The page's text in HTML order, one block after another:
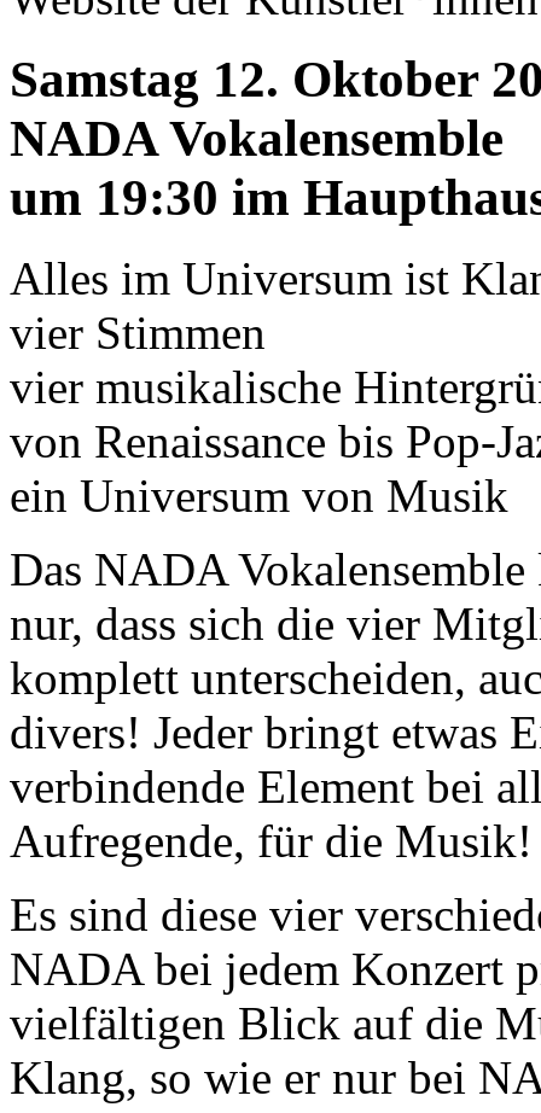
Samstag 12. Oktober
NADA Vokalensemble
um 19:30 im
Alles im Universum ist
vier Stimmen
vier musikalische
von Renaissance bis Pop-
ein Universum von Musik
Das NADA
nur, dass sich die vier
komplett unterscheiden,
divers! Jeder bringt etwas
verbindende Element bei
Aufregende, für die Musik!
Es sind diese vier
NADA bei jedem Konzert
vielfältigen Blick auf die
Klang, so wie er nur bei